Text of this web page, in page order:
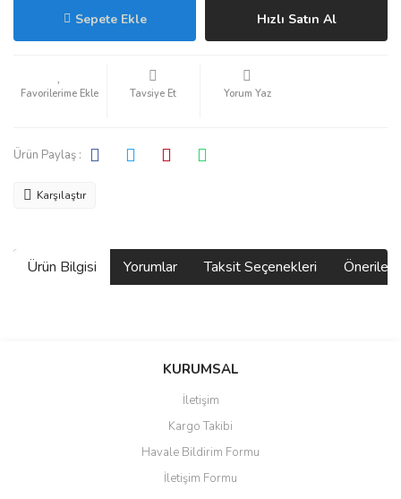
Sepete Ekle Hızlı Satın Al
Tavsiye Et Yorum Yaz
Ürün Paylaş :
Karşılaştır
Ürün Bilgisi Yorumlar Taksit Seçenekleri
Bu ürüne ilk yorumu siz yapın!
Ürün resmi kalitesiz, bozuk veya görüntülenemiyor.
Ürün açıklamasında eksik bilgiler bulunuyor.
Ürün bilgilerinde hatalar bulunuyor.
KURUMSAL
İletişim
Kargo Takibi
Havale Bildirim Formu
İletişim Formu